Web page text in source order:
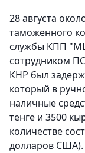
28 августа
таможенного
службы КПП
сотрудником
КНР был
который в
наличные
тенге и 3500
количестве
долларов США).